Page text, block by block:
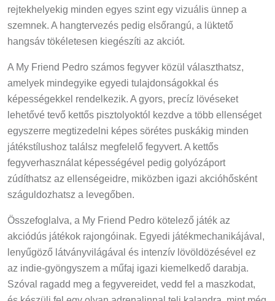
rejtekhelyekig minden egyes szint egy vizuális ünnep a
szemnek. A hangtervezés pedig elsőrangú, a lüktető
hangsáv tökéletesen kiegészíti az akciót.
A My Friend Pedro számos fegyver közül választhatsz,
amelyek mindegyike egyedi tulajdonságokkal és
képességekkel rendelkezik. A gyors, precíz lövéseket
lehetővé tevő kettős pisztolyoktól kezdve a több ellenséget
egyszerre megtizedelni képes sörétes puskákig minden
játékstílushoz találsz megfelelő fegyvert. A kettős
fegyverhasználat képességével pedig golyózáport
zúdíthatsz az ellenségeidre, miközben igazi akcióhősként
száguldozhatsz a levegőben.
Összefoglalva, a My Friend Pedro kötelező játék az
akciódús játékok rajongóinak. Egyedi játékmechanikájával,
lenyűgöző látványvilágával és intenzív lövöldözésével ez
az indie-gyöngyszem a műfaj igazi kiemelkedő darabja.
Szóval ragadd meg a fegyvereidet, vedd fel a maszkodat,